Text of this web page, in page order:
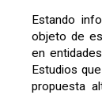
Estando
objeto de
en
Estudios
propuesta